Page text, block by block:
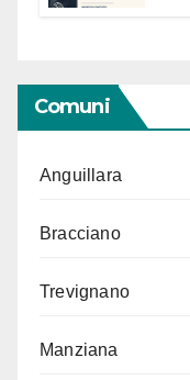
Comuni
Anguillara
Bracciano
Trevignano
Manziana